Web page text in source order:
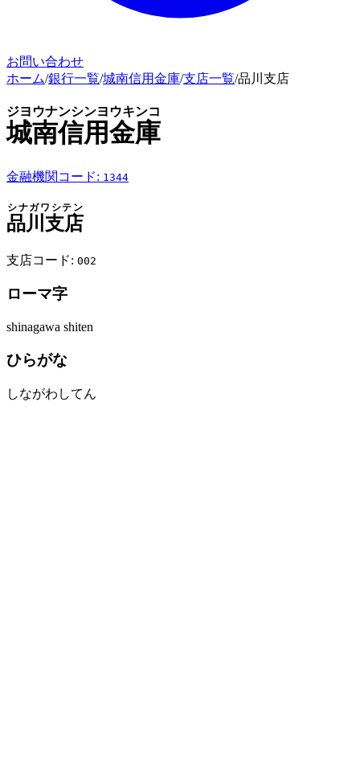
お問い合わせ
ホーム/銀行一覧/城南信用金庫/支店一覧/品川支店
城南信用金庫
ジヨウナンシンヨウキンコ
金融機関コード: 1344
品川支店
シナガワシテン
支店コード: 002
ローマ字
shinagawa shiten
ひらがな
しながわしてん